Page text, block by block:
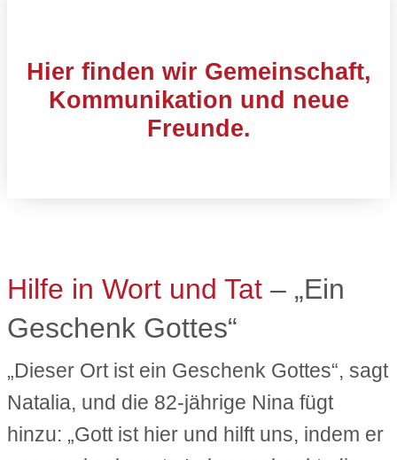
Hier finden wir Gemeinschaft,
Kommunikation und neue
Freunde.
Hilfe in Wort und Tat – „Ein
Geschenk Gottes“
„Dieser Ort ist ein Geschenk Gottes“, sagt
Natalia, und die 82-jährige Nina fügt
hinzu: „Gott ist hier und hilft uns, indem er